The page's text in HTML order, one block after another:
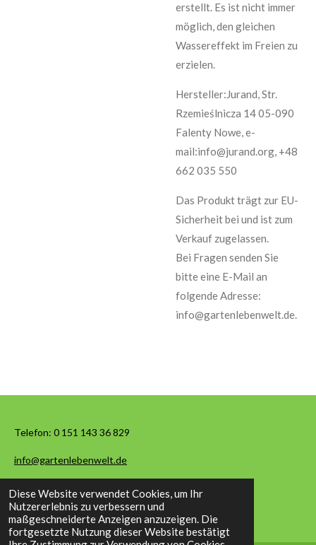
Diese Website verwendet Cookies, um Ihr
Nutzererlebnis zu verbessern und
maßgeschneiderte Anzeigen anzuzeigen. Die
fortgesetzte Nutzung dieser Website bestätigt
erstellt. Es ist nicht immer
möglich, den gleichen
Wassereffekt im Freien zu
erzielen.
Hersteller:Jurand, Str.
Rzemieślnicza 14 05-090
Falenty Nowe, e-
mail:info@jurand.org, +48
662 035 550
Das Produkt trägt zur EU-
Sicherheit bei und ist zum
Verkauf zugelassen.
Bei Fragen senden Sie
bitte eine E-Mail an
folgende Adresse:
info@gartenlebenwelt.de.
Telefon: 0 151 143 36 829
info@gartenlebenwelt.de
© 2026 Garten Leben Welt